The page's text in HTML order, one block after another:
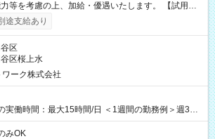
を考慮の上、加給・優遇いたします。 【試用期
間なし
途支給あり
区
区桜上水
ワーク株式会社
実働時間：最大15時間/日 ＜1週間の勤務例＞週3回
水・金 休み：火・木・土・日 好きな時にお仕事
し みOK